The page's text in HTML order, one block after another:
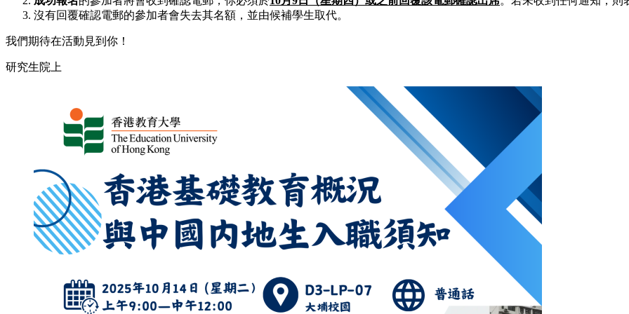
沒有回覆確認電郵的參加者會失去其名額，並由候補學生取代。
我們期待在活動見到你！
研究生院上